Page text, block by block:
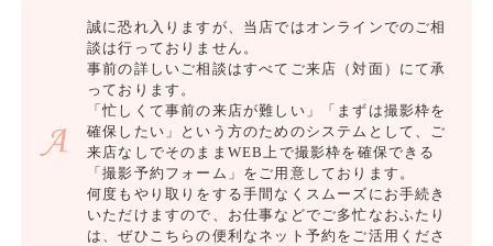
誠に恐れ入りますが、当店ではオンラインでのご相
談は行っておりません。
事前の詳しいご相談はすべてご来店（対面）にて承
っております。
「忙しくて事前の来店が難しい」「まずは撮影枠を
確保したい」という方のためのシステムとして、ご
来店なしでそのままWEB上で撮影枠を確保できる
「撮影予約フォーム」をご用意しております。
何度もやり取りをする手間なくスムーズにお手続き
いただけますので、お仕事などでご多忙なおふたり
は、ぜひこちらの便利なネット予約をご活用くださ